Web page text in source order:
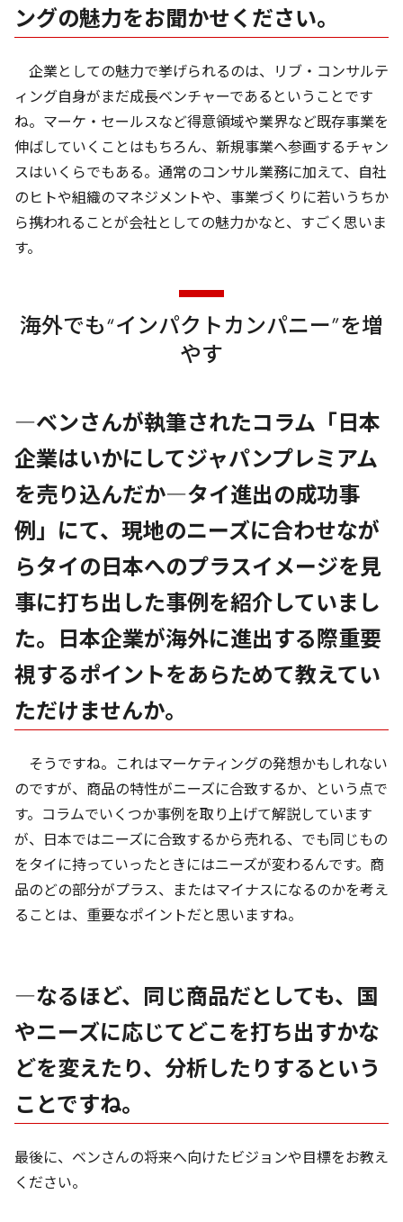
ングの魅力をお聞かせください。
企業としての魅力で挙げられるのは、リブ・コンサルテ
ィング自身がまだ成長ベンチャーであるということです
ね。マーケ・セールスなど得意領域や業界など既存事業を
伸ばしていくことはもちろん、新規事業へ参画するチャン
スはいくらでもある。通常のコンサル業務に加えて、自社
のヒトや組織のマネジメントや、事業づくりに若いうちか
ら携われることが会社としての魅力かなと、すごく思いま
す。
海外でも“インパクトカンパニー”を増
やす
―ベンさんが執筆されたコラム「日本
企業はいかにしてジャパンプレミアム
を売り込んだか―タイ進出の成功事
例」にて、現地のニーズに合わせなが
らタイの日本へのプラスイメージを見
事に打ち出した事例を紹介していまし
た。日本企業が海外に進出する際重要
視するポイントをあらためて教えてい
ただけませんか。
そうですね。これはマーケティングの発想かもしれない
のですが、商品の特性がニーズに合致するか、という点で
す。コラムでいくつか事例を取り上げて解説しています
が、日本ではニーズに合致するから売れる、でも同じもの
をタイに持っていったときにはニーズが変わるんです。商
品のどの部分がプラス、またはマイナスになるのかを考え
ることは、重要なポイントだと思いますね。
―なるほど、同じ商品だとしても、国
やニーズに応じてどこを打ち出すかな
どを変えたり、分析したりするという
ことですね。
最後に、ベンさんの将来へ向けたビジョンや目標をお教え
ください。